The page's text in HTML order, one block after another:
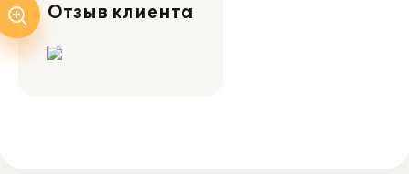
Отзыв клиента